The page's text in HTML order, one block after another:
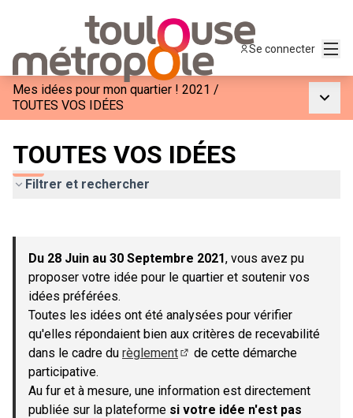
Se connecter
Mes idées pour mon quartier ! 2021 /
TOUTES VOS IDÉES
TOUTES VOS IDÉES
Filtrer et rechercher
−
Du 28 Juin au 30 Septembre 2021, vous avez pu
proposer votre idée pour le quartier et soutenir vos
idées préférées.
Toutes les idées ont été analysées pour vérifier
qu'elles répondaient bien aux critères de recevabilité
dans le cadre du règlement
de cette démarche
participative.
Au fur et à mesure, une information est directement
publiée sur la plateforme si votre idée n'est pas